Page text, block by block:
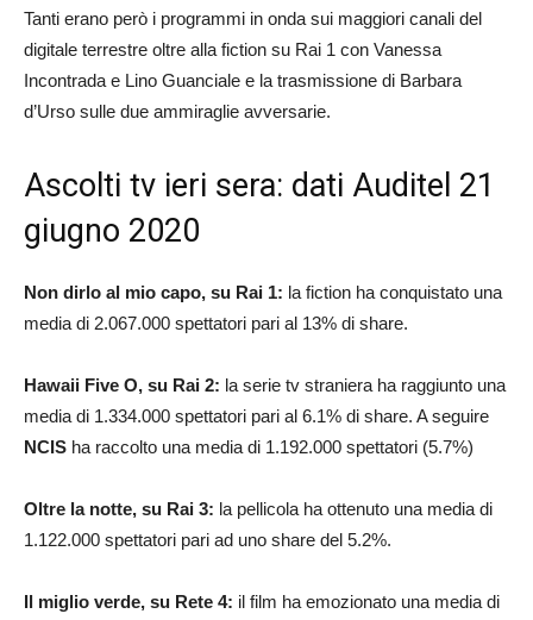
Tanti erano però i programmi in onda sui maggiori canali del
digitale terrestre oltre alla fiction su Rai 1 con Vanessa
Incontrada e Lino Guanciale e la trasmissione di Barbara
d’Urso sulle due ammiraglie avversarie.
Ascolti tv ieri sera: dati Auditel 21
giugno 2020
Non dirlo al mio capo, su Rai 1: la fiction ha conquistato una
media di 2.067.000 spettatori pari al 13% di share.
Hawaii Five O, su Rai 2: la serie tv straniera ha raggiunto una
media di 1.334.000 spettatori pari al 6.1% di share. A seguire
NCIS ha raccolto una media di 1.192.000 spettatori (5.7%)
Oltre la notte, su Rai 3: la pellicola ha ottenuto una media di
1.122.000 spettatori pari ad uno share del 5.2%.
Il miglio verde, su Rete 4: il film ha emozionato una media di